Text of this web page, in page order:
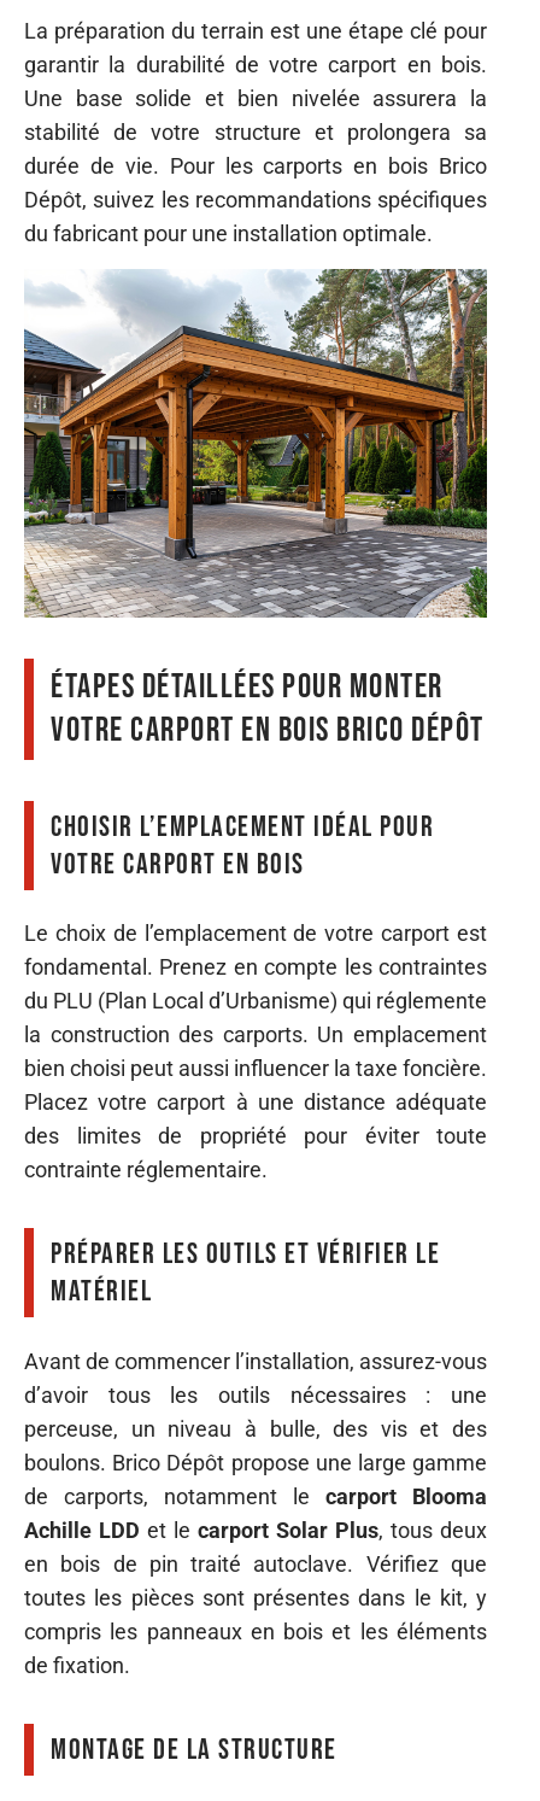
La préparation du terrain est une étape clé pour
garantir la durabilité de votre carport en bois.
Une base solide et bien nivelée assurera la
stabilité de votre structure et prolongera sa
durée de vie. Pour les carports en bois Brico
Dépôt, suivez les recommandations spécifiques
du fabricant pour une installation optimale.
Étapes détaillées pour monter
votre carport en bois Brico Dépôt
Choisir l’emplacement idéal pour
votre carport en bois
Le choix de l’emplacement de votre carport est
fondamental. Prenez en compte les contraintes
du PLU (Plan Local d’Urbanisme) qui réglemente
la construction des carports. Un emplacement
bien choisi peut aussi influencer la taxe foncière.
Placez votre carport à une distance adéquate
des limites de propriété pour éviter toute
contrainte réglementaire.
Préparer les outils et vérifier le
matériel
Avant de commencer l’installation, assurez-vous
d’avoir tous les outils nécessaires : une
perceuse, un niveau à bulle, des vis et des
boulons. Brico Dépôt propose une large gamme
de carports, notamment le carport Blooma
Achille LDD et le carport Solar Plus, tous deux
en bois de pin traité autoclave. Vérifiez que
toutes les pièces sont présentes dans le kit, y
compris les panneaux en bois et les éléments
de fixation.
Montage de la structure